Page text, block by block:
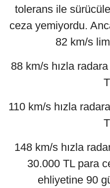
tolerans ile
ceza yemiyordu.
82 km/s
88 km/s hızla
110 km/s hızla
148 km/s hızla
30.000 TL para
ehliyetine 90